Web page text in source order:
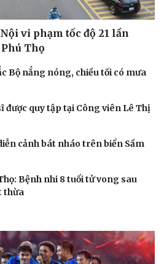
vi phạm tốc độ 21 lần
Thọ
Bộ nắng nóng, chiều tối có mưa
được quy tập tại Công viên Lê Thị
cảnh bát nháo trên biển Sầm
Bệnh nhi 8 tuổi tử vong sau
thừa